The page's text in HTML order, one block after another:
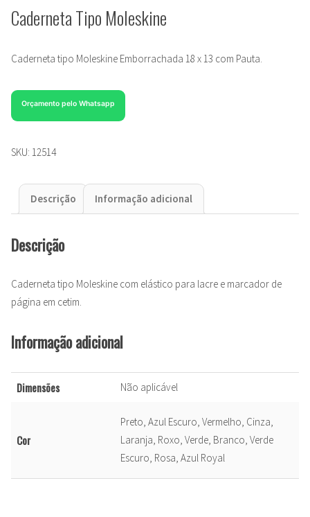
Caderneta Tipo Moleskine
Caderneta tipo Moleskine Emborrachada 18 x 13 com Pauta.
Orçamento pelo Whatsapp
SKU: 12514
Descrição Informação adicional
Descrição
Caderneta tipo Moleskine com elástico para lacre e marcador de
página em cetim.
Informação adicional
Dimensões Não aplicável
Cor
Preto, Azul Escuro, Vermelho, Cinza,
Laranja, Roxo, Verde, Branco, Verde
Escuro, Rosa, Azul Royal